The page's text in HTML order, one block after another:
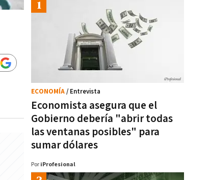
Economista asegura que el
Gobierno debería "abrir todas
las ventanas posibles" para
sumar dólares
ECONOMÍA/ Entrevista
Por iProfesional